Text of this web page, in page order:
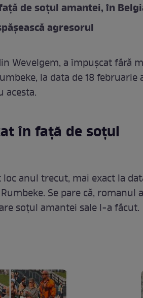
de soţul amantei, în
agresorul
Wevelgem, a împușcat fără
la data de 18 februarie
acesta.
în faţă de soţul
anul trecut, mai exact la
Se pare că, romanul a
soțul amantei sale l-a făcut.